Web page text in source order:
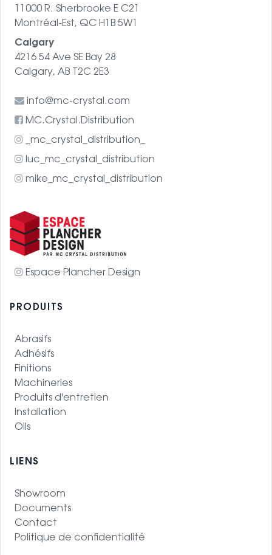
11000 R. Sherbrooke E C21
Montréal-Est, QC H1B 5W1
Calgary
4216 54 Ave SE Bay 28
Calgary, AB T2C 2E3
info@mc-crystal.com
MC.Crystal.Distribution
_mc_crystal_distribution_
luc_mc_crystal_distribution
mike_mc_crystal_distribution
Espace Plancher Design
PRODUITS
Abrasifs
Adhésifs
Finitions
Machineries
Produits d'entretien
Installation
Oils
LIENS
Showroom
Documents
Contact
Politique de confidentialité